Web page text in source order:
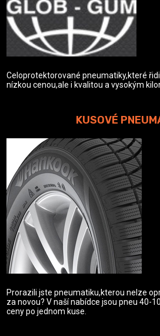
Celoprotektorované pneumatiky,které
nízkou cenou,ale i kvalitou a vysokým
KUSOVÉ
Prorazili jste pneumatiku,kterou nelze
za novou? V naší nabídce jsou pneu 40-
ceny po jednom kuse.